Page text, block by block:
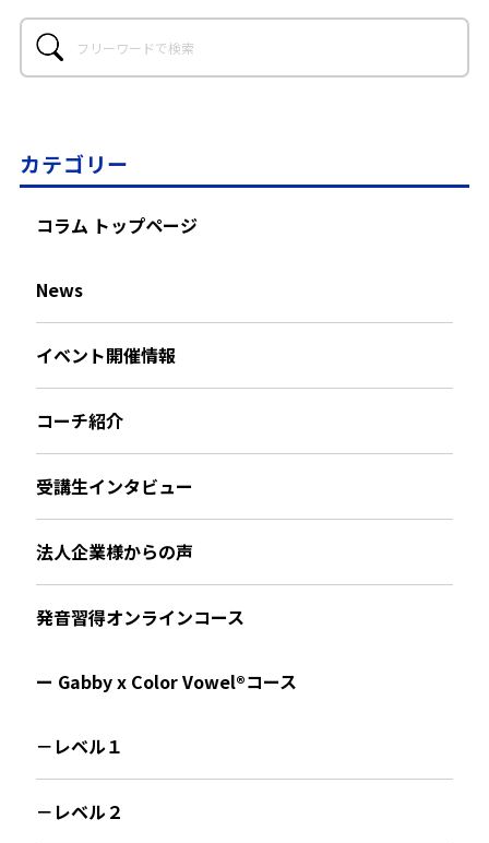
カテゴリー
コラム トップページ
News
イベント開催情報
コーチ紹介
受講生インタビュー
法人企業様からの声
発音習得オンラインコース
ー Gabby x Color Vowel®︎コース
－レベル１
－レベル２